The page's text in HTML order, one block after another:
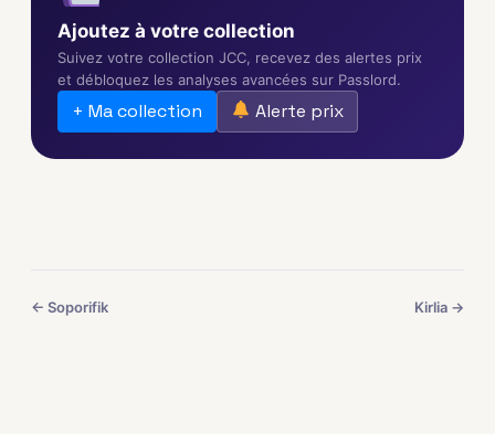
Ajoutez à votre collection
Suivez votre collection JCC, recevez des alertes prix
et débloquez les analyses avancées sur Passlord.
+ Ma collection Alerte prix
← Soporifik Kirlia →